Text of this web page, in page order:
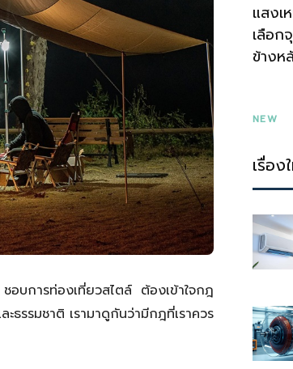
ทุก
เรื่อง
ราว
บการท่องเที่ยวสไตล์ ต้องเข้าใจกฎ
ธรรมชาติ เรามาดูกันว่ามีกฎที่เราควร
แสงเ
เลือก
ข้างห
NEW
เรื่อง